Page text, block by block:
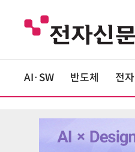
AI·SW 반도체 전자